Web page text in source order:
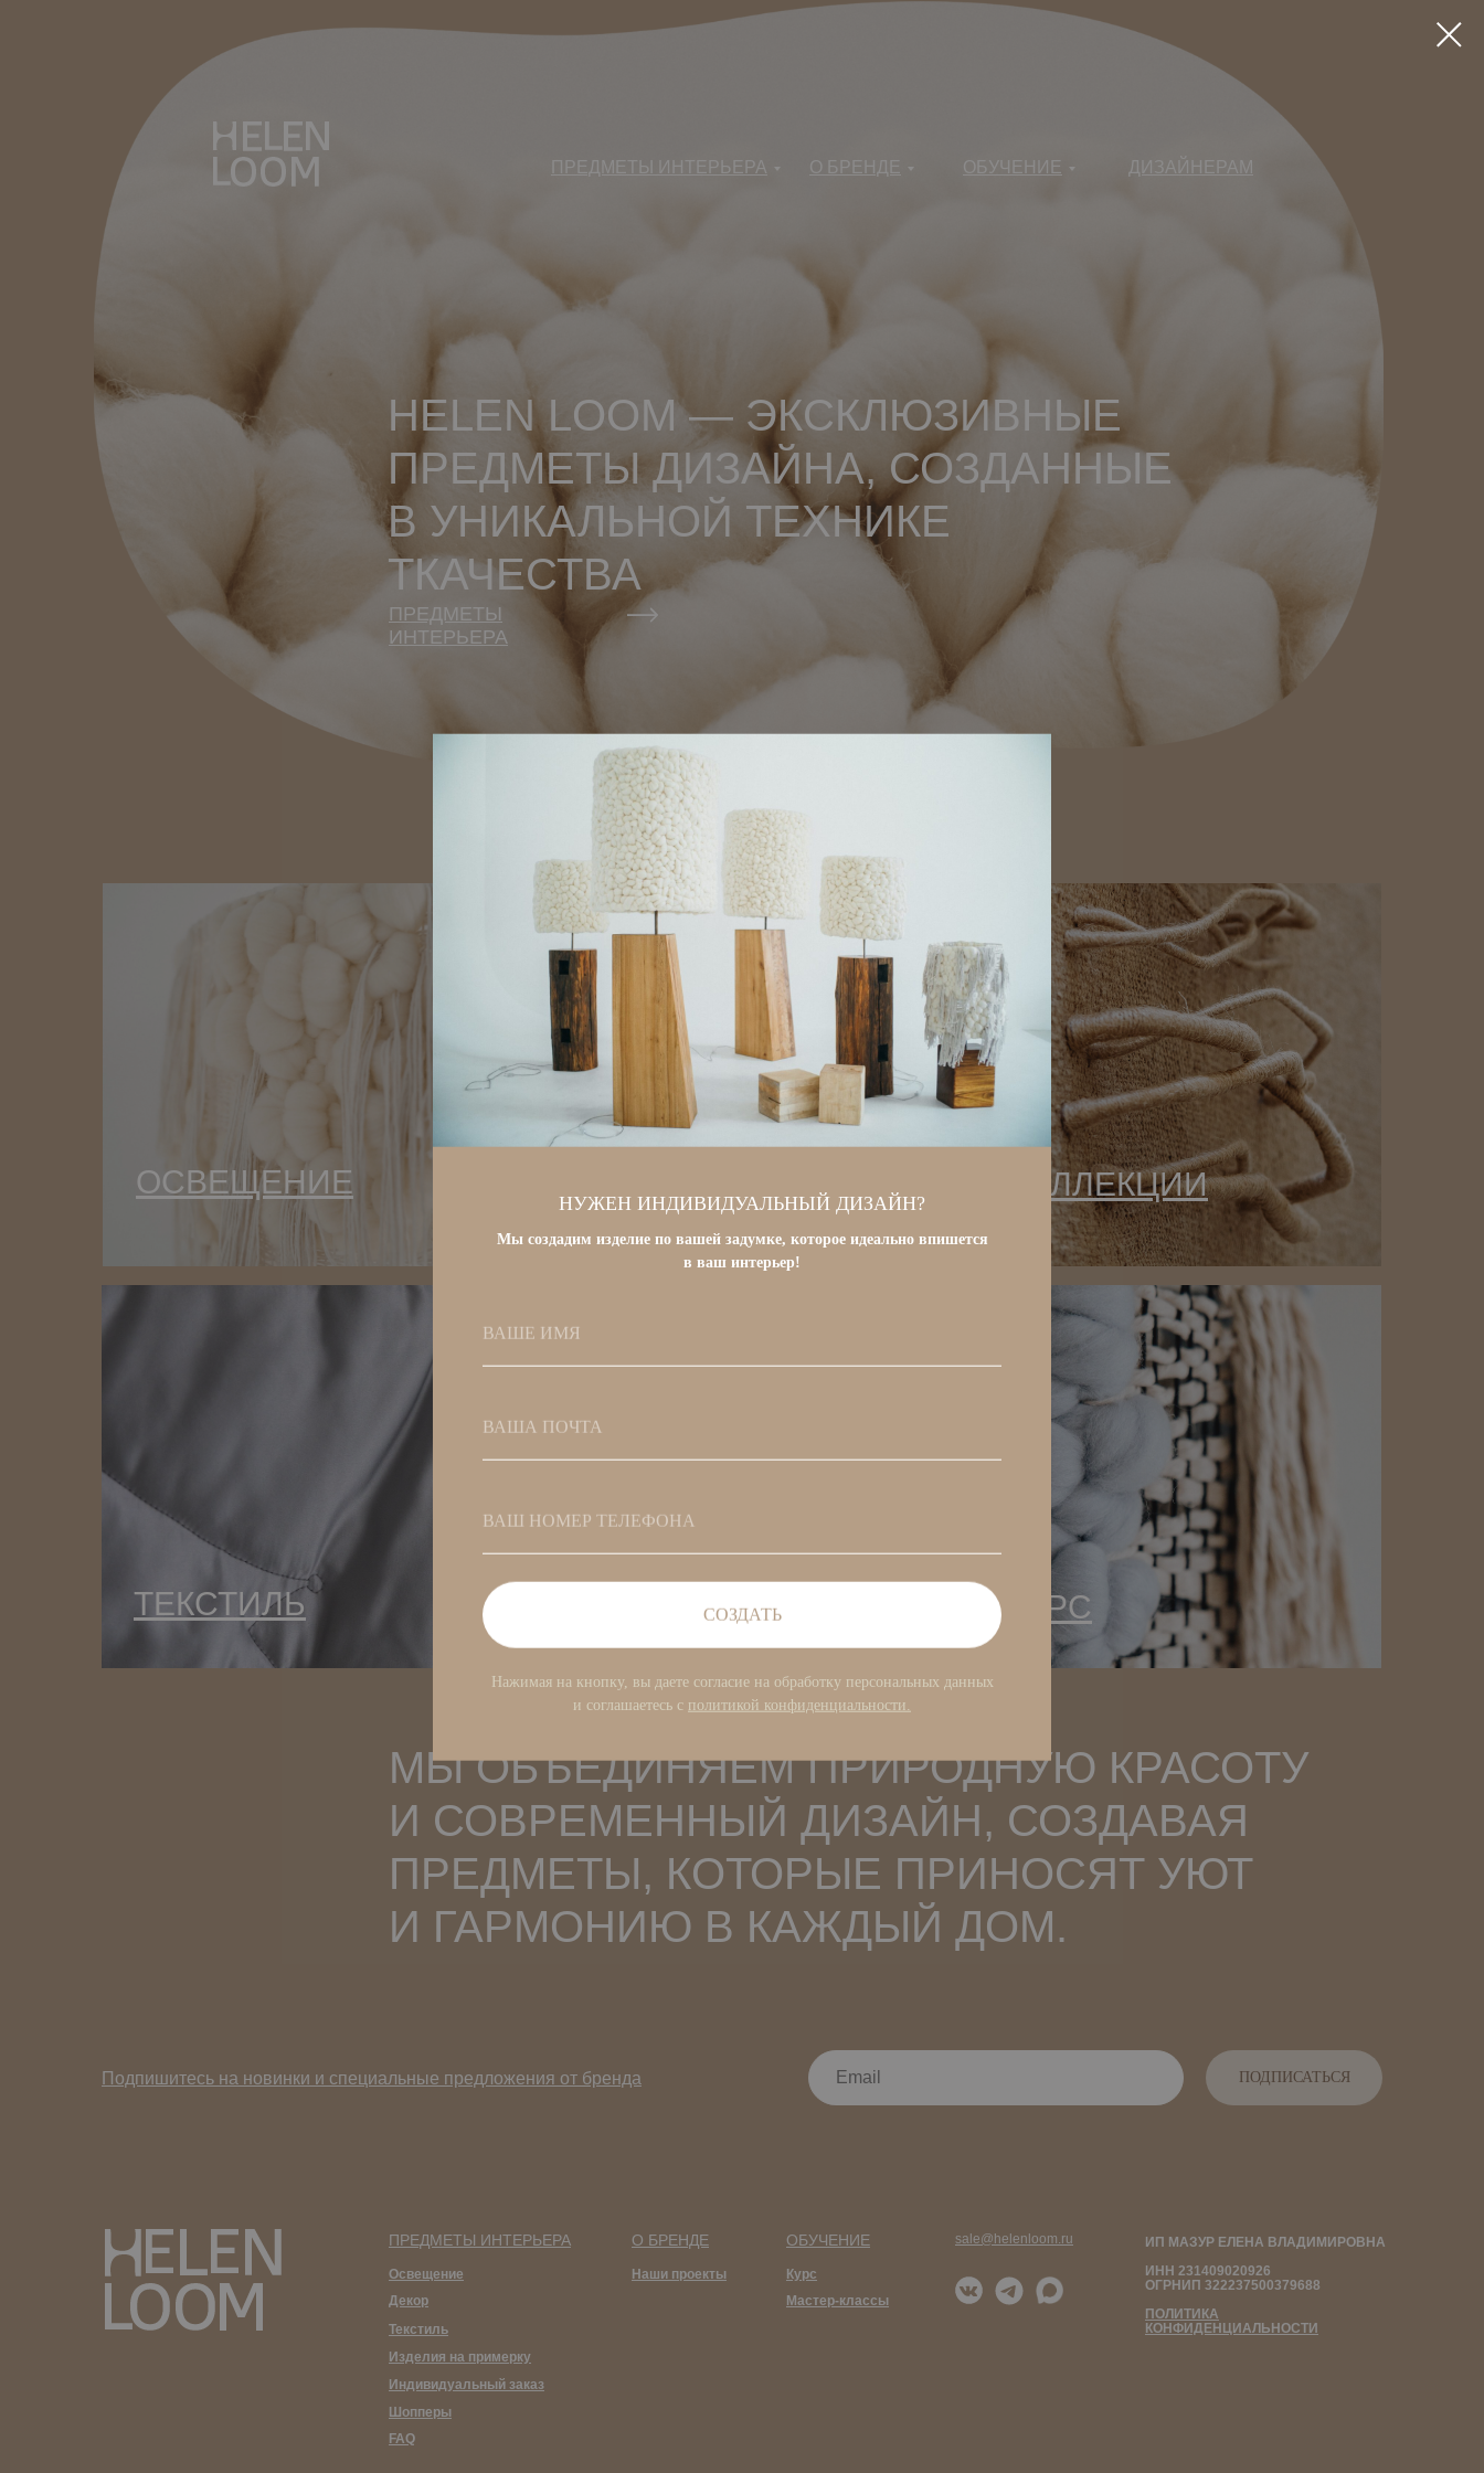
ПРЕДМЕТЫ ИНТЕРЬЕРА О БРЕНДЕ
HELEN LOOM — ЭКСКЛЮЗИВНЫЕ
ПРЕДМЕТЫ ДИЗАЙНА, СОЗДАННЫЕ
В УНИКАЛЬНОЙ ТЕХНИКЕ
ТКАЧЕСТВА
ПРЕДМЕТЫ
ИНТЕРЬЕРА
ДИЗАЙНЕРАМ
ОБУЧЕНИЕ
ОСВЕЩЕНИЕ
МЫ ОБЪЕДИНЯЕМ ПРИРОДНУЮ КРАСОТУ
И СОВРЕМЕННЫЙ ДИЗАЙН, СОЗДАВАЯ
ПРЕДМЕТЫ, КОТОРЫЕ ПРИНОСЯТ УЮТ
И ГАРМОНИЮ В КАЖДЫЙ ДОМ.
ЗЕРКАЛА
ТЕКСТИЛЬ
КОЛЛЕКЦИИ
КУРС
НУЖЕН ИНДИВИДУАЛЬНЫЙ ДИЗАЙН?
Мы создадим изделие по вашей задумке, которое идеально впишется
в ваш интерьер!
ВАШЕ ИМЯ
ВАША ПОЧТА
ВАШ НОМЕР ТЕЛЕФОНА
СОЗДАТЬ
Нажимая на кнопку, вы даете согласие на обработку персональных данных
и соглашаетесь c политикой конфиденциальности.
Подпишитесь на новинки и специальные предложения от бренда ПОДПИСАТЬСЯ
ИП МАЗУР ЕЛЕНА ВЛАДИМИРОВНА
ИНН 231409020926
ОГРНИП 322237500379688
ПОЛИТИКА
КОНФИДЕНЦИАЛЬНОСТИ
ПРЕДМЕТЫ ИНТЕРЬЕРА
Освещение
Наши проекты
Декор
Изделия на примерку
Текстиль
Индивидуальный заказ
Шопперы
FAQ
О БРЕНДЕ
Курс
Мастер-классы
ОБУЧЕНИЕ sale@helenloom.ru